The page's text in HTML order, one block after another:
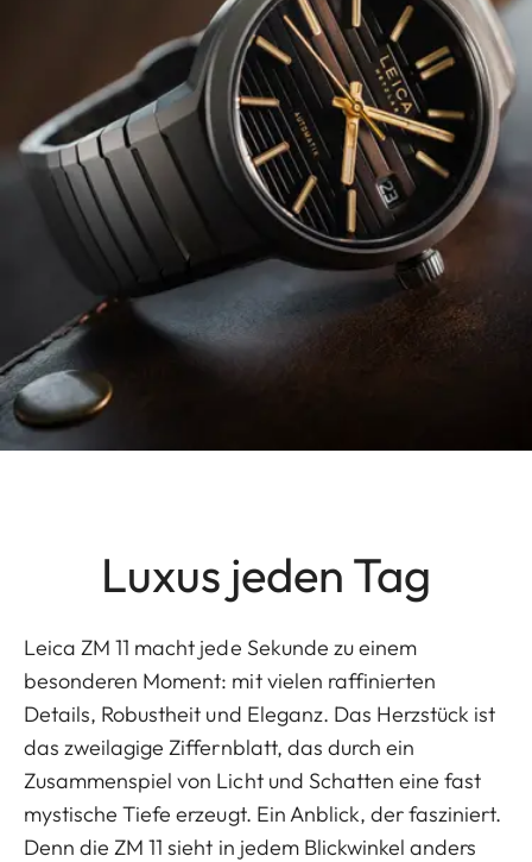
Luxus jeden Tag
Leica ZM 11 macht jede Sekunde zu einem
besonderen Moment: mit vielen raffinierten
Details, Robustheit und Eleganz. Das Herzstück ist
das zweilagige Ziffernblatt, das durch ein
Zusammenspiel von Licht und Schatten eine fast
mystische Tiefe erzeugt. Ein Anblick, der fasziniert.
Denn die ZM 11 sieht in jedem Blickwinkel anders